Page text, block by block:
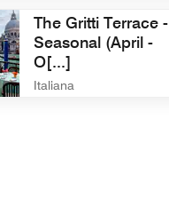
Cucina
The Gritti Terrace -
Seasonal (April -
O[...]
Italiana